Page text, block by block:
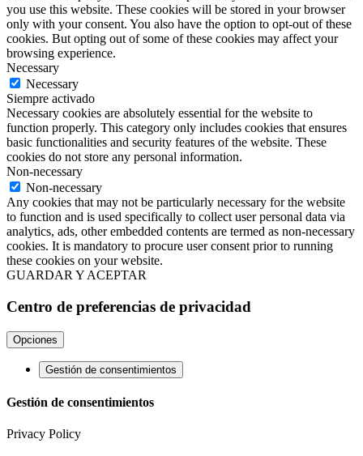
you use this website. These cookies will be stored in your browser
only with your consent. You also have the option to opt-out of these
cookies. But opting out of some of these cookies may affect your
browsing experience.
Necessary
Necessary
Siempre activado
Necessary cookies are absolutely essential for the website to
function properly. This category only includes cookies that ensures
basic functionalities and security features of the website. These
cookies do not store any personal information.
Non-necessary
Non-necessary
Any cookies that may not be particularly necessary for the website
to function and is used specifically to collect user personal data via
analytics, ads, other embedded contents are termed as non-necessary
cookies. It is mandatory to procure user consent prior to running
these cookies on your website.
GUARDAR Y ACEPTAR
Centro de preferencias de privacidad
Opciones
Gestión de consentimientos
Gestión de consentimientos
Privacy Policy